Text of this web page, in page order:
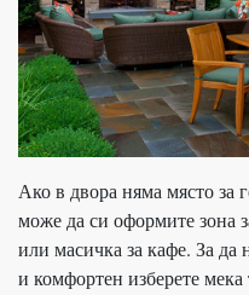
Ако в двора няма място за
може да си оформите зона
или масичка за кафе. За да
и комфортен изберете